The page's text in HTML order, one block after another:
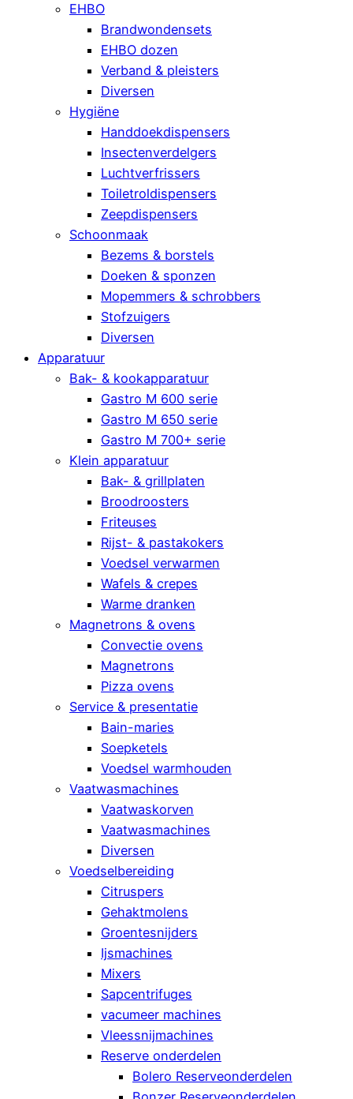
EHBO
Brandwondensets
EHBO dozen
Verband & pleisters
Diversen
Hygiëne
Handdoekdispensers
Insectenverdelgers
Luchtverfrissers
Toiletroldispensers
Zeepdispensers
Schoonmaak
Bezems & borstels
Doeken & sponzen
Mopemmers & schrobbers
Stofzuigers
Diversen
Apparatuur
Bak- & kookapparatuur
Gastro M 600 serie
Gastro M 650 serie
Gastro M 700+ serie
Klein apparatuur
Bak- & grillplaten
Broodroosters
Friteuses
Rijst- & pastakokers
Voedsel verwarmen
Wafels & crepes
Warme dranken
Magnetrons & ovens
Convectie ovens
Magnetrons
Pizza ovens
Service & presentatie
Bain-maries
Soepketels
Voedsel warmhouden
Vaatwasmachines
Vaatwaskorven
Vaatwasmachines
Diversen
Voedselbereiding
Citruspers
Gehaktmolens
Groentesnijders
Ijsmachines
Mixers
Sapcentrifuges
vacumeer machines
Vleessnijmachines
Reserve onderdelen
Bolero Reserveonderdelen